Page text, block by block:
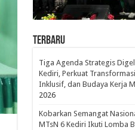
Terbaru
Tiga Agenda Strategis
Kediri, Perkuat
Inklusif, dan Budaya Kerja
2026
Kobarkan Semangat
MTsN 6 Kediri Ikuti Lomba